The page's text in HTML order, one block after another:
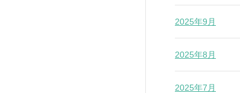
2025年9月
2025年8月
2025年7月